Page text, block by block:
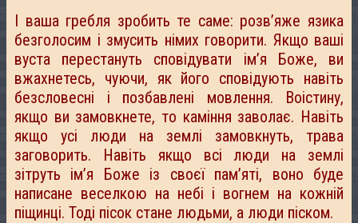
І ваша гребля зробить те саме: розв’яже язика
безголосим і змусить німих говорити. Якщо ваші
вуста перестануть сповідувати ім’я Боже, ви
вжахнетесь, чуючи, як його сповідують навіть
безсловесні і позбавлені мовлення. Воістину,
якщо ви замовкнете, то каміння заволає. Навіть
якщо усі люди на землі замовкнуть, трава
заговорить. Навіть якщо всі люди на землі
зітруть ім’я Боже із своєї пам’яті, воно буде
написане веселкою на небі і вогнем на кожній
піщинці. Тоді пісок стане людьми, а люди піском.